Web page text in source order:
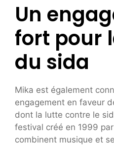
Un
fort pour
du sida
Mika est également
engagement en faveur
dont la lutte contre le
festival créé en 1999
combinent musique et